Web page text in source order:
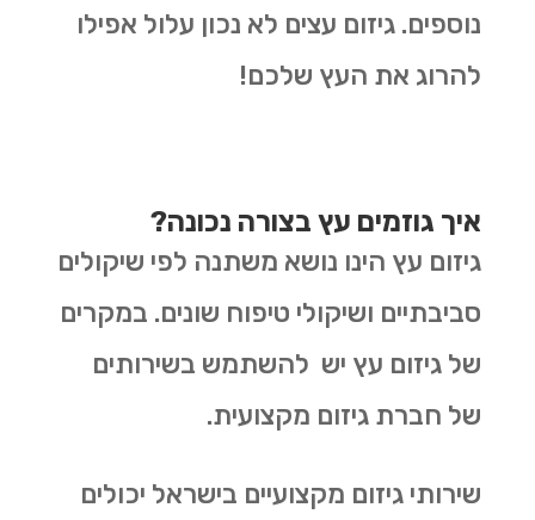
נוספים. גיזום עצים לא נכון עלול אפילו
להרוג את העץ שלכם!
איך גוזמים עץ בצורה נכונה?
גיזום עץ הינו נושא משתנה לפי שיקולים
סביבתיים ושיקולי טיפוח שונים. במקרים
של גיזום עץ יש להשתמש בשירותים
של חברת גיזום מקצועית.
שירותי גיזום מקצועיים בישראל יכולים